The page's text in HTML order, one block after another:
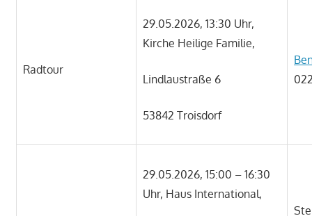
Radtour
29.05.2026, 13:30 Uhr,
Kirche Heilige Familie,
Lindlaustraße 6
53842 Troisdorf
29.05.2026, 15:00 – 16:30
Uhr, Haus International,